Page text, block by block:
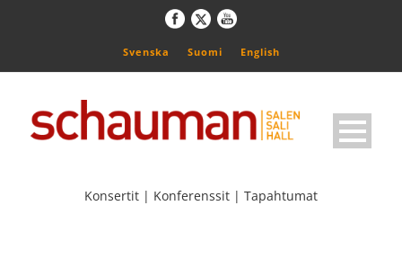
Svenska Suomi English
Konsertit | Konferenssit | Tapahtumat